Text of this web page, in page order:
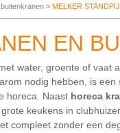
> MELKER
EN
water, groente of
nodig hebben, is
horeca. Naast horeca
keukens in
compleet zonder een